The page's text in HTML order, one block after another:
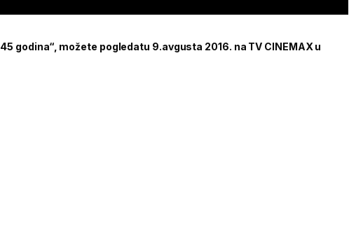
„45 godina“, možete pogledatu 9.avgusta 2016. na TV CINEMAX u